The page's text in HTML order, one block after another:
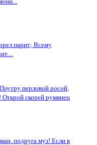
парит; Всему
перловой росой,
скорей румянец
подруга муз! Если в